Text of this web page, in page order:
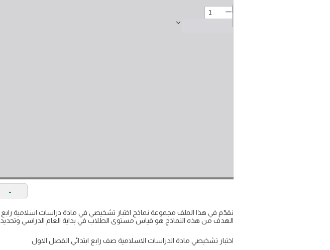
-
الهدف من هذه النماذج هو قياس مستوى الطلاب في بداية العام الدراسي
اختبار تشخيصي مادة الدراسات الاسلامية صف رابع ابتدائي الفصل الاول